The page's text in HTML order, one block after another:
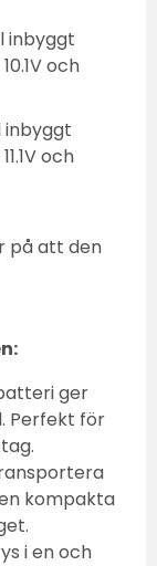
inbyggt
och
inbyggt
och
på att den
ger
Perfekt för
kompakta
i en och